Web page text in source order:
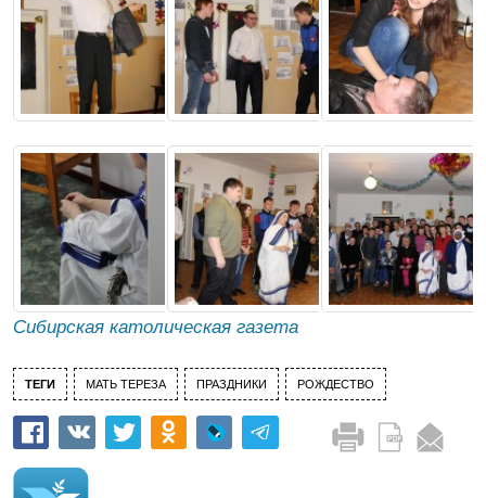
Сибирская католическая газета
ТЕГИ МАТЬ ТЕРЕЗА ПРАЗДНИКИ РОЖДЕСТВО